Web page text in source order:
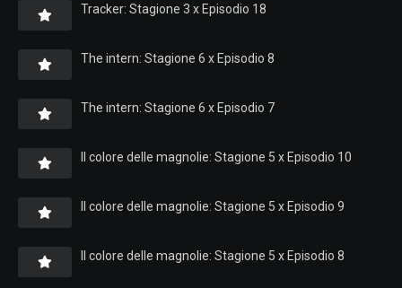
Tracker: Stagione 3 x Episodio 18
The intern: Stagione 6 x Episodio 8
The intern: Stagione 6 x Episodio 7
Il colore delle magnolie: Stagione 5 x Episodio 10
Il colore delle magnolie: Stagione 5 x Episodio 9
Il colore delle magnolie: Stagione 5 x Episodio 8